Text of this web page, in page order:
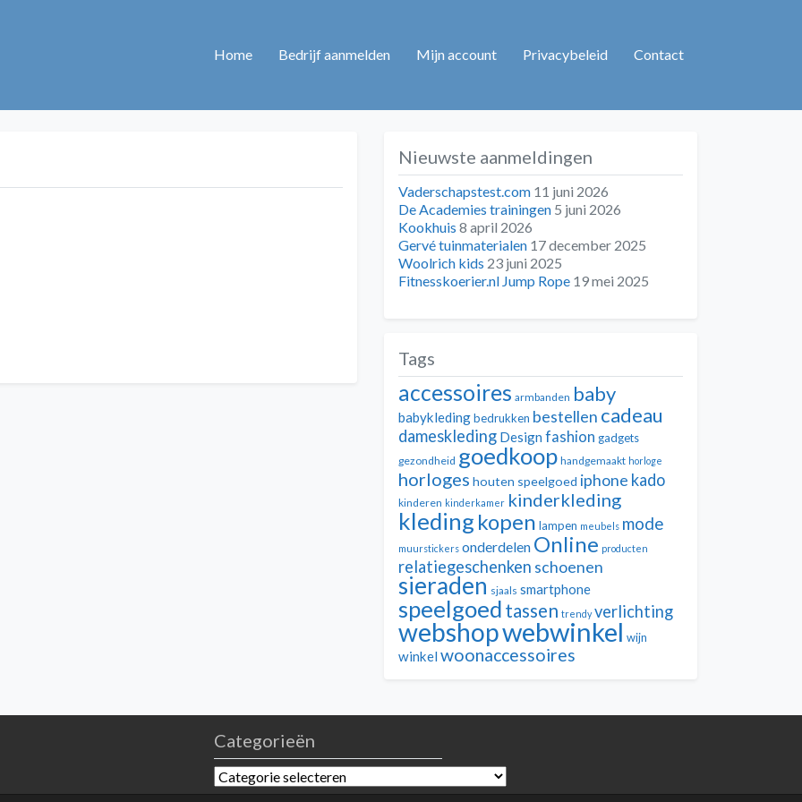
Home Bedrijf aanmelden Mijn account Privacybeleid Contact
Nieuwste aanmeldingen
Vaderschapstest.com 11 juni 2026
De Academies trainingen 5 juni 2026
Kookhuis 8 april 2026
Gervé tuinmaterialen 17 december 2025
Woolrich kids 23 juni 2025
Fitnesskoerier.nl Jump Rope 19 mei 2025
Tags
accessoires armbanden baby
babykledingbedrukken bestellen cadeau
dameskleding Design fashion gadgets
gezondheid goedkoop handgemaakt horloge
horloges houten speelgoed iphone kado
kinderen kinderkamer kinderkleding
kleding kopen lampen meubels mode
muurstickers onderdelen Online producten
relatiegeschenken schoenen
sieraden sjaals smartphone
speelgoed tassen trendy verlichting
webshopwebwinkel wijn
winkelwoonaccessoires
Categorieën
Categorieën